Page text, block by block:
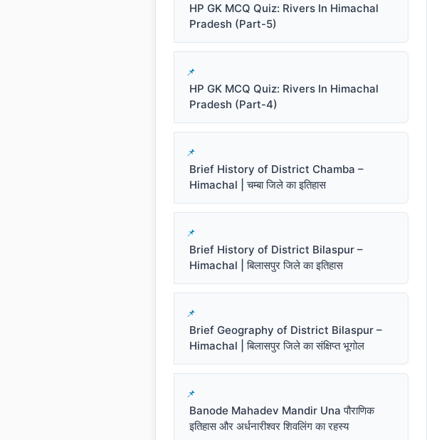
HP GK MCQ Quiz: Rivers In Himachal
Pradesh (Part-5)
HP GK MCQ Quiz: Rivers In Himachal
Pradesh (Part-4)
Brief History of District Chamba –
Himachal | चम्बा जिले का इतिहास
Brief History of District Bilaspur –
Himachal | बिलासपुर जिले का इतिहास
Brief Geography of District Bilaspur –
Himachal | बिलासपुर जिले का संक्षिप्त भूगोल
Banode Mahadev Mandir Una पौराणिक
इतिहास और अर्धनारीश्वर शिवलिंग का रहस्य